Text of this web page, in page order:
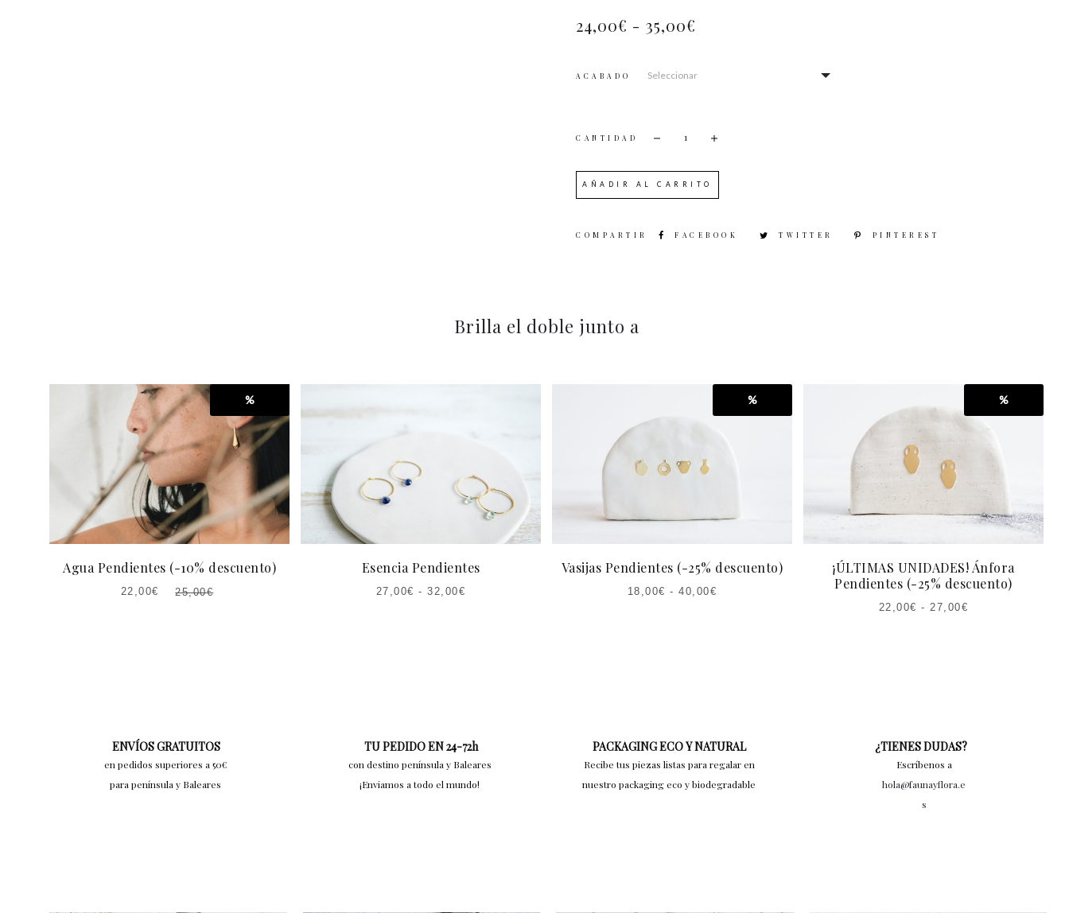
24,00€ - 35,00€
ACABADO
AÑADIR AL CARRITO
SHARE
FACEBOOK TWITTER PINTEREST
Brilla el doble junto a
%
Agua Pendientes (-10% descuento)
25,00€
EL
22,00€
Esencia Pendientes
27,00€ -32,00€
%
Vasijas Pendientes (-25% descuento)
18,00€ -40,00€
%
¡ÚLTIMAS UNIDADES! Ánfora
Pendientes (-25% descuento)
22,00€ -27,00€
ENVÍOS GRATUITOS
en pedidos superiores a 50€
para península y Baleares
TU PEDIDO EN 24-72h
con destino península y Baleares
¡Enviamos a todo el mundo!
PACKAGING ECO Y NATURAL
Recibe tus piezas listas para regalar en
nuestro packaging eco y biodegradable
¿TIENES DUDAS?
Escríbenos a
hola@faunayflora.e
s